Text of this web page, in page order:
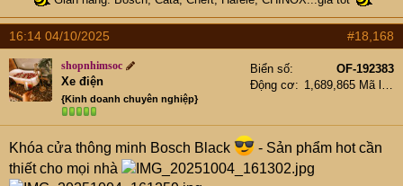
16:14 04/10/2025 #18,168
shopnhimsoc
Xe điện
{Kinh doanh chuyên nghiệp}
Biển số
OF-192383
Động cơ
1,689,865 Mã lực
Khóa cửa thông minh Bosch Black
- Sản phẩm hot cần
thiết cho mọi nhà